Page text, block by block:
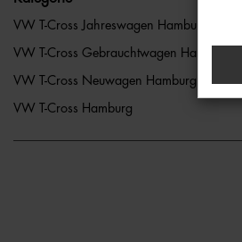
VW T-Cross Jahreswagen Hamburg
VW T-Cross Gebrauchtwagen Hamburg
VW T-Cross Neuwagen Hamburg
VW T-Cross Hamburg